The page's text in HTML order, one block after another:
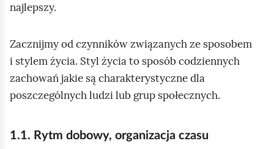
m
.
najlepszy.
Zacznijmy od czynników związanych ze sposobem
i stylem życia. Styl życia to sposób codziennych
zachowań jakie są charakterystyczne dla
poszczególnych ludzi lub grup społecznych.
1.1. Rytm dobowy, organizacja czasu